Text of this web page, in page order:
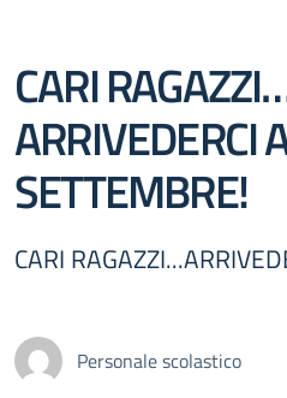
CARI
ARRIVEDERCI
SETTEMBRE!
CARI
Personale scolastico